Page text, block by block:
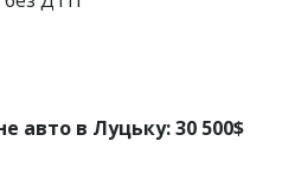
авто в Луцьку: 30 500$